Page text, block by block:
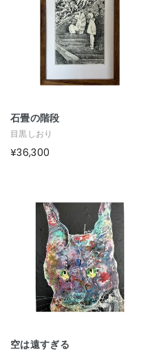
石畳の階段
目黒しおり
¥36,300
空は遠すぎる